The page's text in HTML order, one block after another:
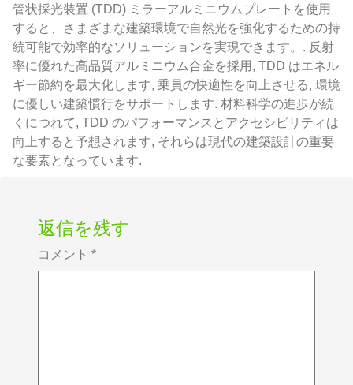
管状採光装置 (TDD) ミラーアルミニウムプレートを使用
すると、さまざまな建築環境で自然光を強化するための持
続可能で効率的なソリューションを実現できます。. 反射
率に優れた高品質アルミニウム合金を採用, TDD はエネル
ギー節約を最大化します, 乗員の快適性を向上させる, 環境
に優しい建築慣行をサポートします. 材料科学の進歩が続
くにつれて, TDD のパフォーマンスとアクセシビリティは
向上すると予想されます, それらは現代の建築設計の重要
な要素となっています.
返信を残す
コメント *